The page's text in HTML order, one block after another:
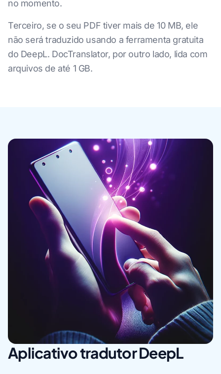
no momento.
Terceiro, se o seu PDF tiver mais de 10 MB, ele
não será traduzido usando a ferramenta gratuita
do DeepL. DocTranslator, por outro lado, lida com
arquivos de até 1 GB.
Aplicativo tradutor DeepL